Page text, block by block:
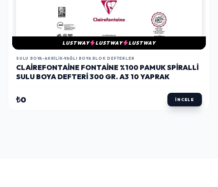
LUSTWAY LUSTWAY LUSTWAY
SULU BOYA-AKRILIK-YAĞLI BOYA BLOK DEFTERLER
CLAIREFONTAINE FONTAINE %100 PAMUK SPIRALLI
SULU BOYA DEFTERI 300 GR. A3 10 YAPRAK
₺0 İNCELE